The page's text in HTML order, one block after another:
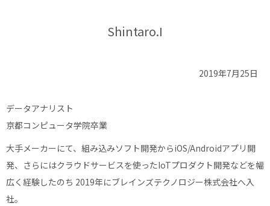
Shintaro.I
2019年7月25日
データアナリスト
京都コンピュータ学院卒業
大手メーカーにて、組み込みソフト開発からiOS/Androidアプリ開
発、さらにはクラウドサービスを使ったIoTプロダクト開発などを幅
広く経験したのち 2019年にブレインズテクノロジー株式会社へ入
社。